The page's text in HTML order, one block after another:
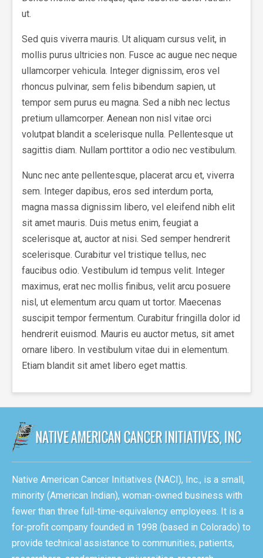
ut.
Sed quis viverra mauris. Ut aliquam cursus velit, in
mollis purus ultricies non. Fusce ac augue nec neque
ullamcorper vehicula. Integer dignissim, eros vel
rhoncus pulvinar, sem felis bibendum sapien, ut
tempor sem purus eu magna. Sed a nibh nec lectus
pretium ullamcorper. Aenean non nisl vitae orci
volutpat blandit a scelerisque nulla. Pellentesque ut
sagittis diam. Nullam porttitor a odio nec vestibulum.
Nunc nec ante pellentesque, placerat arcu et, viverra
sem. Integer dapibus, eros sed interdum porta,
magna massa dignissim libero, vel eleifend nibh elit
sit amet mauris. Duis metus enim, feugiat a
scelerisque at, auctor at nisi. Sed semper hendrerit
scelerisque. Curabitur vel tristique tellus, nec
faucibus odio. Vestibulum id tempus velit. Integer
maximus, erat nec mollis finibus, velit arcu posuere
nisl, ut elementum arcu quam ut tortor. Maecenas
suscipit tempor fermentum. Curabitur fringilla dolor id
hendrerit euismod. Mauris eu auctor metus, sit amet
ornare libero. In vestibulum vitae dui in elementum.
Etiam blandit sit amet libero eget mattis.
Native American Cancer Initiatives (NACI), Inc., is a small,
minority (American Indian), woman-owned business with
fewer than three full-time-equivalency employees. It is a
for-profit company founded in 1998 (based in Colorado) to
provide technical assistance to communities, patients,